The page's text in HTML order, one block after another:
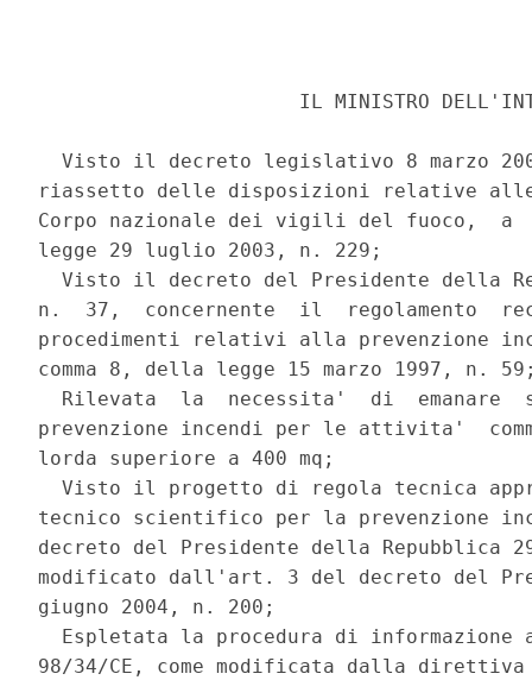
IL MINISTRO
Visto il decreto legislativo 8 marzo
riassetto delle disposizioni relative
Corpo nazionale dei vigili del fuoco,
legge 29 luglio 2003, n. 229;
Visto il decreto del Presidente della
n.  37,  concernente  il  regolamento
procedimenti relativi alla prevenzione
comma 8, della legge 15 marzo 1997, n.
Rilevata  la  necessita'  di  emanare
prevenzione incendi per le attivita'
lorda superiore a 400 mq;
Visto il progetto di regola tecnica
tecnico scientifico per la prevenzione
decreto del Presidente della Repubblica
modificato dall'art. 3 del decreto del
giugno 2004, n. 200;
Espletata la procedura di informazione
98/34/CE, come modificata dalla